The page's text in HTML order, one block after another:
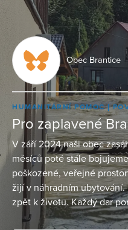
Obec Brantice
HUMANITÁRNÍ POMOC
Pro zaplavené
V září 2024 naši obec
měsíců poté stále
poškozené, veřejné
žijí v náhradním
zpět k životu. Každý dar